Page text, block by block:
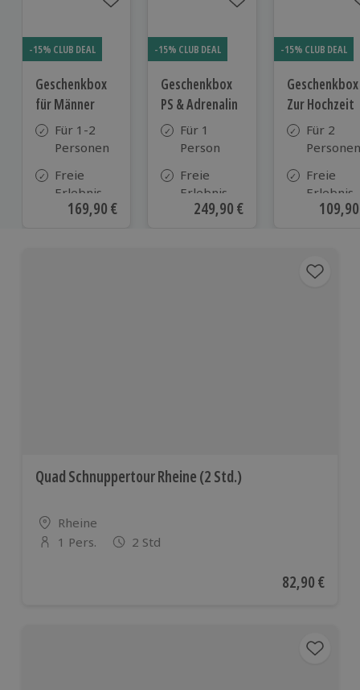
-15% CLUB DEAL
Geschenkbox
für Männer
Für 1-2
Personen
Freie
Erlebnis-
Auswahl
Aktueller Preis
169,90 €
-15% CLUB DEAL
Geschenkbox
PS & Adrenalin
Für 1
Person
Freie
Erlebnis-
Auswahl
Aktueller Preis
249,90 €
-15% CLUB DEAL
Geschenkbox
Zur Hochzeit
Für 2
Personen
Freie
Erlebnis-
Auswahl
Quad Schnuppertour Rheine (2 Std.)
Standort
Rheine
Anzahl der Teilnehmer
1 Pers. 2 Std
Aktueller
82,90 €